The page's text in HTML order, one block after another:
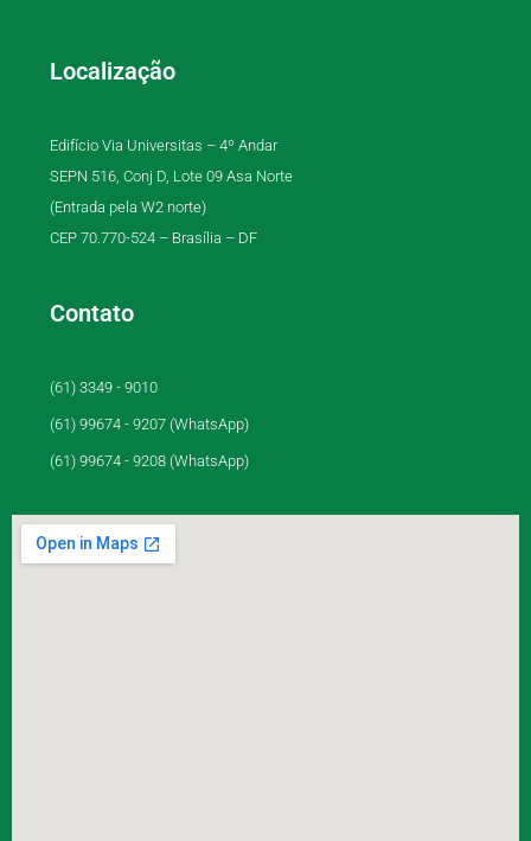
Localização
Edifício Via Universitas – 4º Andar
SEPN 516, Conj D, Lote 09 Asa Norte
(Entrada pela W2 norte)
CEP 70.770-524 – Brasília – DF
Contato
(61) 3349 - 9010
(61) 99674 - 9207 (WhatsApp)
(61) 99674 - 9208 (WhatsApp)